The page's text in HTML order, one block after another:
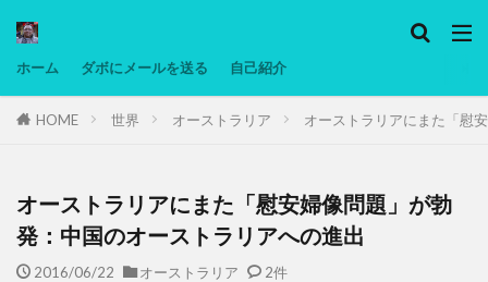
ホーム ダボにメールを送る 自己紹介
HOME 世界 オーストラリア オーストラリアにまた「慰
オーストラリアにまた「慰安婦像問題」が勃
発：中国のオーストラリアへの進出
2016/06/22 オーストラリア 2件
タグ
低温調理・スロークッカー
低糖質ダイエット
日本人村社会
脱水シート